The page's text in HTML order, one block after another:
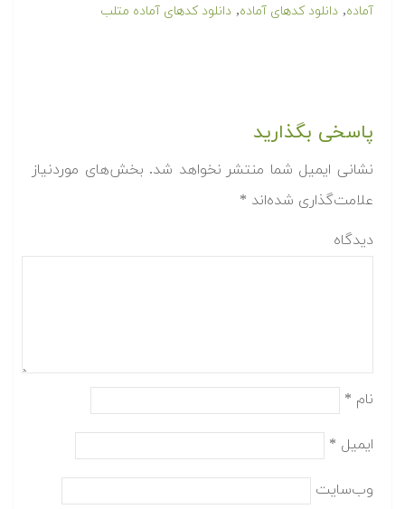
آماده, دانلود کدهای آماده, دانلود کدهای آماده متلب
پاسخی بگذارید
نشانی ایمیل شما منتشر نخواهد شد. بخش‌های موردنیاز
علامت‌گذاری شده‌اند *
دیدگاه
نام *
ایمیل *
وب‌سایت